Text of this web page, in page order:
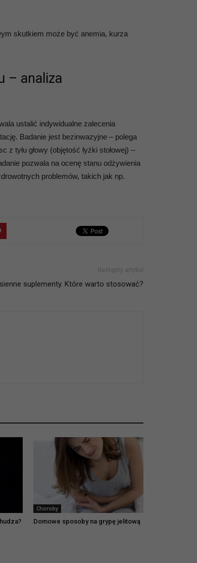
skutkiem może być anemia, kurza
– analiza
ustalić indywidualne zalecenia
Badanie jest bezinwazyjne – polega
tyłu głowy (objętość łyżki stołowej) –
pozwala na ocenę stanu odżywienia
problemów, takich jak np.
Następny artykuł
suplementy. Które warto stosować?
Choroby
Domowe sposoby na grypę jelitową